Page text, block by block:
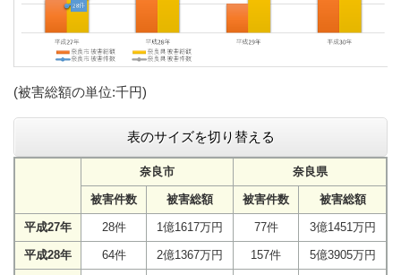
(被害総額の単位:千円)
表のサイズを切り替える
奈良市 奈良県
被害件数 被害総額 被害件数 被害総額
平成27年 28件 1億1617万円 77件 3億1451万円
平成28年 64件 2億1367万円 157件 5億3905万円